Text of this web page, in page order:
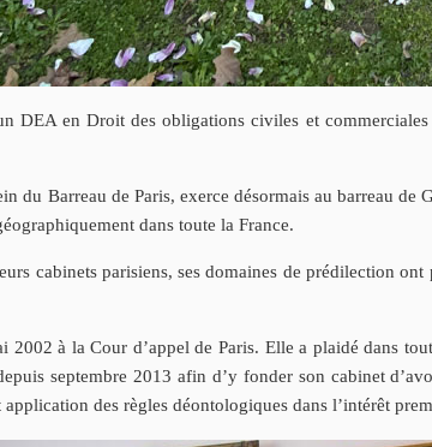
DEA en Droit des obligations civiles et
du Barreau de Paris, exerce désormais au barreau
dans toute la France.
cabinets parisiens, ses domaines de prédilection
à la Cour d’appel de Paris. Elle a plaidé dans
septembre 2013 afin d’y fonder son cabinet
des règles déontologiques dans l’intérêt